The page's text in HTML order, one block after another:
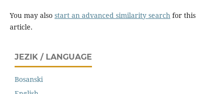
You may also start an advanced similarity search for this
article.
JEZIK / LANGUAGE
Bosanski